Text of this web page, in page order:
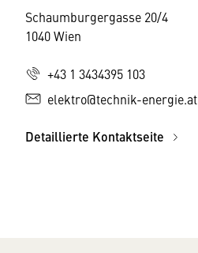
Schaumburgergasse 20/4
1040 Wien
+43 1 3434395 103
elektro@technik-energie.at
Detaillierte Kontaktseite